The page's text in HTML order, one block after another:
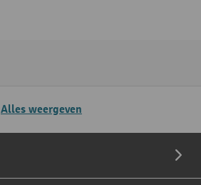
Alles weergeven